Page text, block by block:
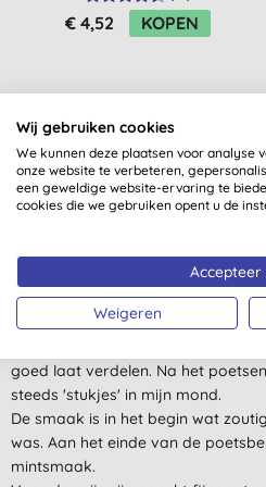
€ 4,52 KOPEN
Ik bestelde deze omdat de Ben &
verkrijgbaar lijkt te zijn. Ik hoopte
goed laat verdelen. Na het
steeds 'stukjes' in mijn mond.
De smaak is in het begin wat
was. Aan het einde van de
mintsmaak.
Wij gebruiken cookies
We kunnen deze plaatsen voor analyse
onze website te verbeteren,
een geweldige website-ervaring te
cookies die we gebruiken opent u de
Accepteer
Weigeren